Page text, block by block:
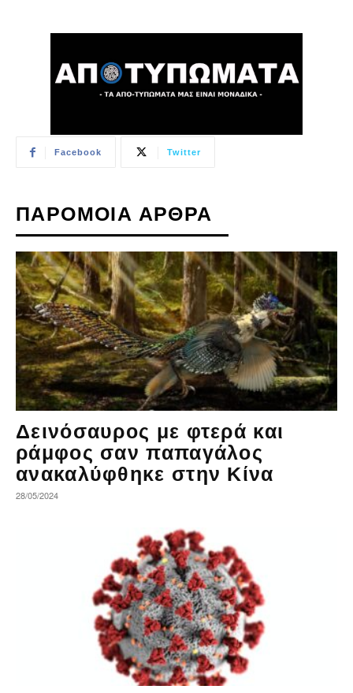
Facebook Twitter
ΠΑΡΟΜΟΙΑ ΑΡΘΡΑ
Δεινόσαυρος με φτερά και
ράμφος σαν παπαγάλος
ανακαλύφθηκε στην Κίνα
28/05/2024